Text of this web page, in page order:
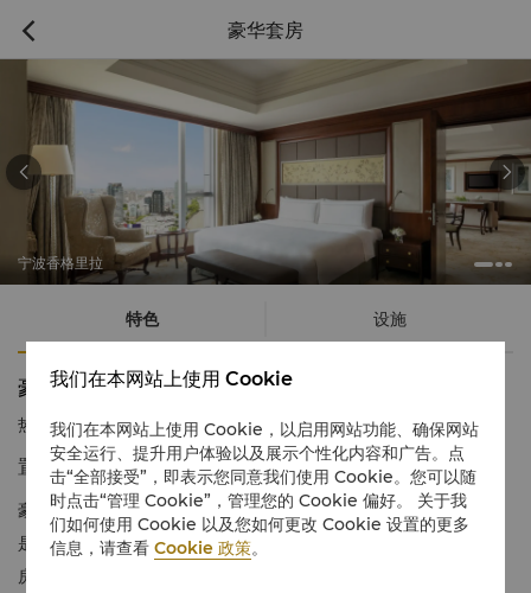
 豪华套房
宁波香格里拉
 
特色 设施
豪华套房
热线电话 1 866 565 5050
置身豪华时尚套房 饱览窗外壮阔美景
豪华套房位于宁波香格里拉顶层，空间宽敞舒适，享有壮阔美景，
是需要款客宾客的理想之选。宽敞的座位空间和办公空间使豪华套
房可以轻松从商务氛围过渡到休闲环境。
我们在本网站上使用 Cookie
我们在本网站上使用 Cookie，以启用网站功能、确保网站
安全运行、提升用户体验以及展示个性化内容和广告。点
击“全部接受”，即表示您同意我们使用 Cookie。您可以随
时点击“管理 Cookie”，管理您的 Cookie 偏好。 关于我
们如何使用 Cookie 以及您如何更改 Cookie 设置的更多
信息，请查看Cookie 政策。